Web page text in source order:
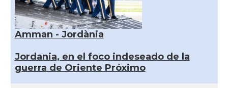
Amman - Jordània
Jordania, en el foco indeseado de la
guerra de Oriente Próximo